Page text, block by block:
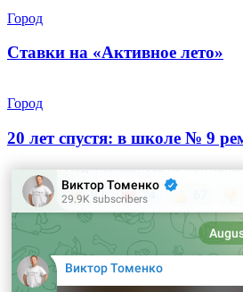
Город
Ставки на «Активное лето»
Город
20 лет спустя: в школе № 9